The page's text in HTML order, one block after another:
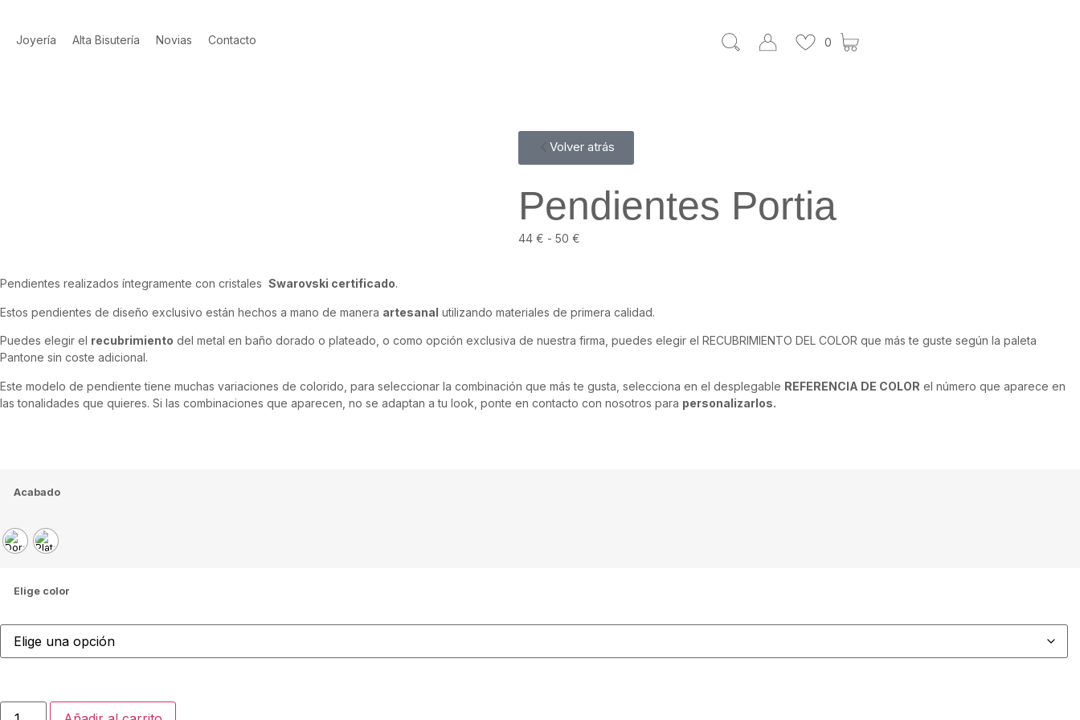
Joyería Alta Bisutería Novias Contacto 0
Volver atrás
Pendientes Portia
44€ - 50€
Pendientes realizados íntegramente con cristales Swarovski certificado.
Estos pendientes de diseño exclusivo están hechos a mano de manera artesanal utilizando materiales de primera calidad.
Puedes elegir el recubrimiento del metal en baño dorado o plateado, o como opción exclusiva de nuestra firma, puedes elegir el RECUBRIMIENTO DEL COLOR que más te guste según la paleta
Pantone sin coste adicional.
Este modelo de pendiente tiene muchas variaciones de colorido, para seleccionar la combinación que más te gusta, selecciona en el desplegable REFERENCIA DE COLOR el número que aparece en
las tonalidades que quieres. Si las combinaciones que aparecen, no se adaptan a tu look, ponte en contacto con nosotros para personalizarlos.
Acabado
Elige color